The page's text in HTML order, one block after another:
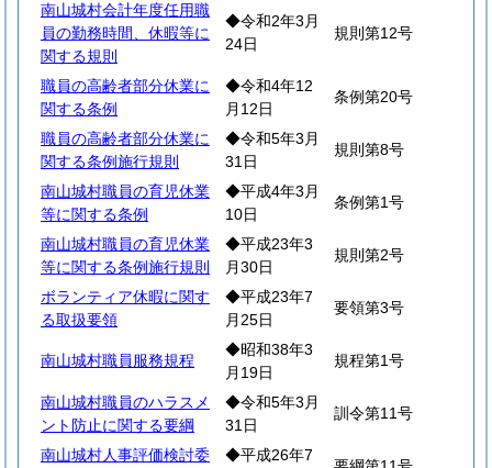
南山城村会計年度任用職
員の勤務時間、休暇等に
関する規則
◆令和2年3月
24日
規則第12号
職員の高齢者部分休業に
関する条例
◆令和4年12
月12日
条例第20号
職員の高齢者部分休業に
関する条例施行規則
◆令和5年3月
31日
規則第8号
南山城村職員の育児休業
等に関する条例
◆平成4年3月
10日
条例第1号
南山城村職員の育児休業
等に関する条例施行規則
◆平成23年3
月30日
規則第2号
ボランティア休暇に関す
る取扱要領
◆平成23年7
月25日
要領第3号
南山城村職員服務規程
◆昭和38年3
月19日
規程第1号
南山城村職員のハラスメ
ント防止に関する要綱
◆令和5年3月
31日
訓令第11号
南山城村人事評価検討委 ◆平成26年7